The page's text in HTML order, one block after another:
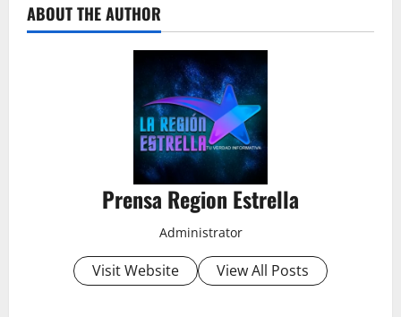
ABOUT THE AUTHOR
Prensa Region Estrella
Administrator
Visit Website View All Posts